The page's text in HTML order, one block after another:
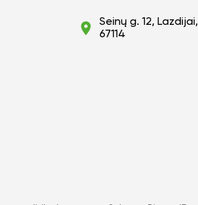
Seinų g. 12, Lazdijai,
67114